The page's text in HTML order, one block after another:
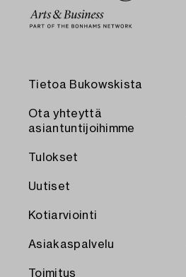
Tietoa Bukowskista
Ota yhteyttä
asiantuntijoihimme
Tulokset
Uutiset
Kotiarviointi
Asiakaspalvelu
Toimitus